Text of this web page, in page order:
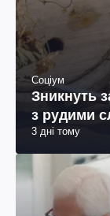
Соціум
Зникнуть
з рудими
3 дні тому